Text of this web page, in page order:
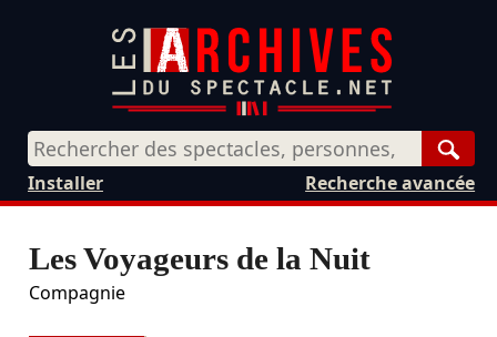
Recherche avancée
Installer
Les Voyageurs de la Nuit
Compagnie